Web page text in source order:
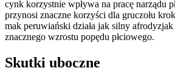
cynk korzystnie wpływa na pracę narządu
przynosi znaczne korzyści dla gruczołu
mak peruwiański działa jak silny
znacznego wzrostu popędu płciowego.
Skutki uboczne